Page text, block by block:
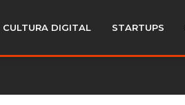
CULTURA DIGITAL STARTUPS